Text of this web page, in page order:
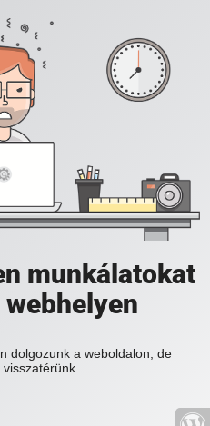
munkálatokat
dolgozunk a weboldalon, de